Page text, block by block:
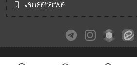
۰۹۲۱۶۴۲۶۳۸۴
وبسایت متعلق به ایران عرضه می‌باشد.